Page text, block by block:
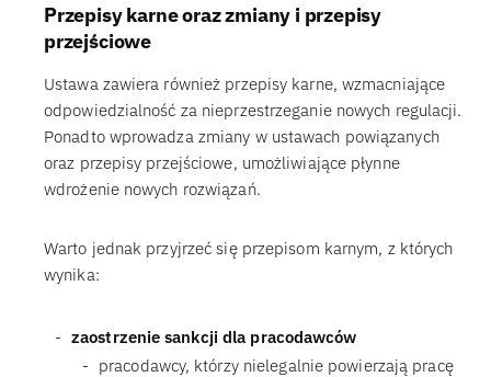
Przepisy karne oraz zmiany i przepisy
przejściowe
Ustawa zawiera również przepisy karne, wzmacniające
odpowiedzialność za nieprzestrzeganie nowych regulacji.
Ponadto wprowadza zmiany w ustawach powiązanych
oraz przepisy przejściowe, umożliwiające płynne
wdrożenie nowych rozwiązań.
Warto jednak przyjrzeć się przepisom karnym, z których
wynika:
zaostrzenie sankcji dla pracodawców
pracodawcy, którzy nielegalnie powierzają pracę